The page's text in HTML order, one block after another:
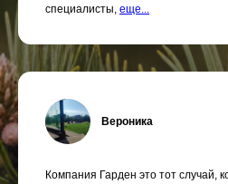
специалисты, еще...
Вероника
Компания Гарден это тот случай,